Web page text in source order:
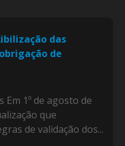
das
de
1º de agosto de
que
de validação dos...